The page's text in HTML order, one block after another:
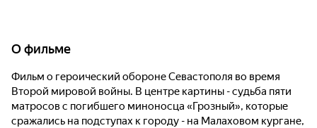
О фильме
Фильм о героический обороне Севастополя во время
Второй мировой войны. В центре картины - судьба пяти
матросов с погибшего миноносца «Грозный», которые
сражались на подступах к городу - на Малаховом кургане,